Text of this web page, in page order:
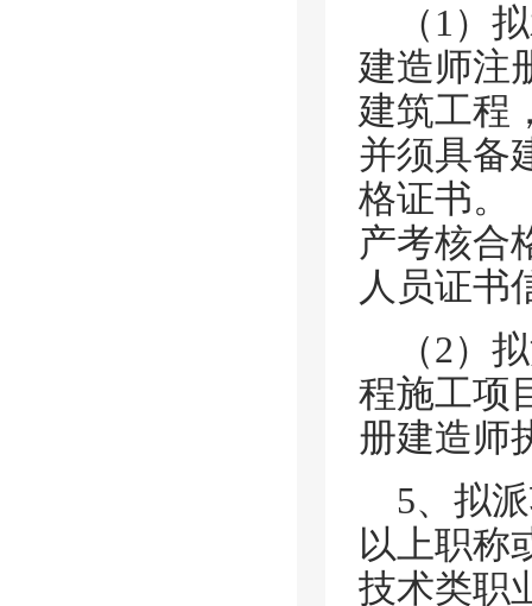
（ 1）
建造师注
建筑工程
并须具备
格证书。
产考核合
人员证书
（2）
程施工项
册建造师
5、拟
以上职称
技术类职